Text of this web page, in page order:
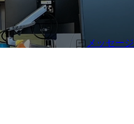
メッセージ